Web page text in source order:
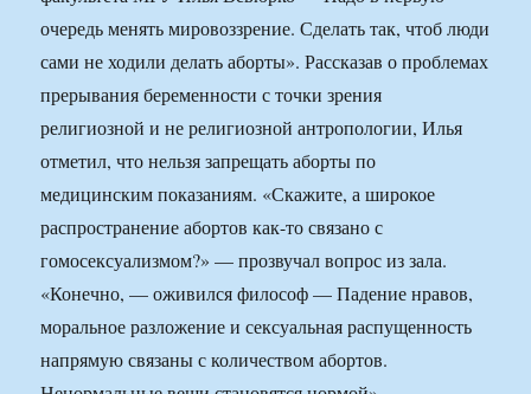
очередь менять мировоззрение. Сделать так, чтоб люди
сами не ходили делать аборты». Рассказав о проблемах
прерывания беременности с точки зрения
религиозной и не религиозной антропологии, Илья
отметил, что нельзя запрещать аборты по
медицинским показаниям. «Скажите, а широкое
распространение абортов как-то связано с
гомосексуализмом?» — прозвучал вопрос из зала.
«Конечно, — оживился философ — Падение нравов,
моральное разложение и сексуальная распущенность
напрямую связаны с количеством абортов.